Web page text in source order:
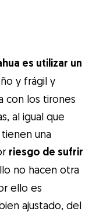
es utilizar un
y frágil y
con los tirones
al igual que
una
riesgo de sufrir
no hacen otra
ello es
ajustado, del